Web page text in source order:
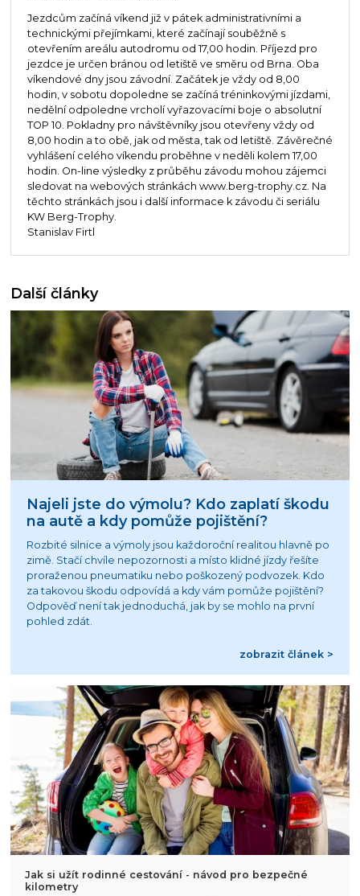
Jezdcům začíná víkend již v pátek administrativními a
technickými přejímkami, které začínají souběžně s
otevřením areálu autodromu od 17,00 hodin. Příjezd pro
jezdce je určen bránou od letiště ve směru od Brna. Oba
víkendové dny jsou závodní. Začátek je vždy od 8,00
hodin, v sobotu dopoledne se začíná tréninkovými jízdami,
nedělní odpoledne vrcholí vyřazovacími boje o absolutní
TOP 10. Pokladny pro návštěvníky jsou otevřeny vždy od
8,00 hodin a to obě, jak od města, tak od letiště. Závěrečné
vyhlášení celého víkendu proběhne v neděli kolem 17,00
hodin. On-line výsledky z průběhu závodu mohou zájemci
sledovat na webových stránkách www.berg-trophy.cz. Na
těchto stránkách jsou i další informace k závodu či seriálu
KW Berg-Trophy.
Stanislav Firtl
Další články
Najeli jste do výmolu? Kdo zaplatí škodu
na autě a kdy pomůže pojištění?
Rozbité silnice a výmoly jsou každoroční realitou hlavně po
zimě. Stačí chvíle nepozornosti a místo klidné jízdy řešíte
proraženou pneumatiku nebo poškozený podvozek. Kdo
za takovou škodu odpovídá a kdy vám pomůže pojištění?
Odpověď není tak jednoduchá, jak by se mohlo na první
pohled zdát.
zobrazit článek >
Jak si užít rodinné cestování - návod pro bezpečné
kilometry